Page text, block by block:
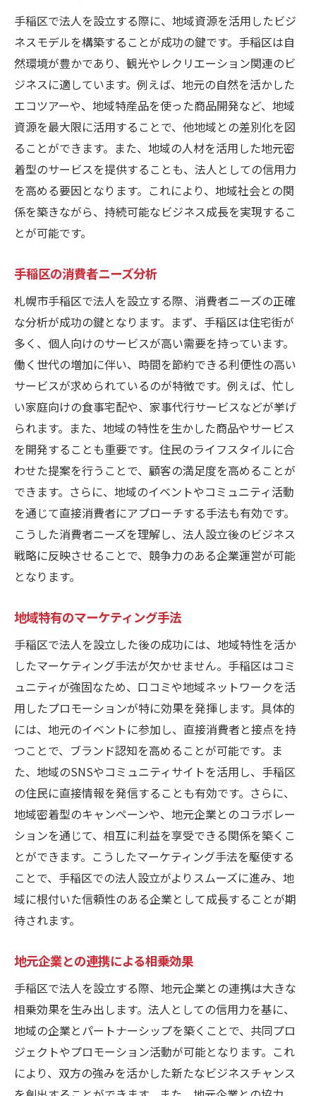
手稲区で法人を設立する際に、地域資源を活用したビジ
ネスモデルを構築することが成功の鍵です。手稲区は自
然環境が豊かであり、観光やレクリエーション関連のビ
ジネスに適しています。例えば、地元の自然を活かした
エコツアーや、地域特産品を使った商品開発など、地域
資源を最大限に活用することで、他地域との差別化を図
ることができます。また、地域の人材を活用した地元密
着型のサービスを提供することも、法人としての信用力
を高める要因となります。これにより、地域社会との関
係を築きながら、持続可能なビジネス成長を実現するこ
とが可能です。
手稲区の消費者ニーズ分析
札幌市手稲区で法人を設立する際、消費者ニーズの正確
な分析が成功の鍵となります。まず、手稲区は住宅街が
多く、個人向けのサービスが高い需要を持っています。
働く世代の増加に伴い、時間を節約できる利便性の高い
サービスが求められているのが特徴です。例えば、忙し
い家庭向けの食事宅配や、家事代行サービスなどが挙げ
られます。また、地域の特性を生かした商品やサービス
を開発することも重要です。住民のライフスタイルに合
わせた提案を行うことで、顧客の満足度を高めることが
できます。さらに、地域のイベントやコミュニティ活動
を通じて直接消費者にアプローチする手法も有効です。
こうした消費者ニーズを理解し、法人設立後のビジネス
戦略に反映させることで、競争力のある企業運営が可能
となります。
地域特有のマーケティング手法
手稲区で法人を設立した後の成功には、地域特性を活か
したマーケティング手法が欠かせません。手稲区はコミ
ュニティが強固なため、口コミや地域ネットワークを活
用したプロモーションが特に効果を発揮します。具体的
には、地元のイベントに参加し、直接消費者と接点を持
つことで、ブランド認知を高めることが可能です。ま
た、地域のSNSやコミュニティサイトを活用し、手稲区
の住民に直接情報を発信することも有効です。さらに、
地域密着型のキャンペーンや、地元企業とのコラボレー
ションを通じて、相互に利益を享受できる関係を築くこ
とができます。こうしたマーケティング手法を駆使する
ことで、手稲区での法人設立がよりスムーズに進み、地
域に根付いた信頼性のある企業として成長することが期
待されます。
地元企業との連携による相乗効果
手稲区で法人を設立する際、地元企業との連携は大きな
相乗効果を生み出します。法人としての信用力を基に、
地域の企業とパートナーシップを築くことで、共同プロ
ジェクトやプロモーション活動が可能となります。これ
により、双方の強みを活かした新たなビジネスチャンス